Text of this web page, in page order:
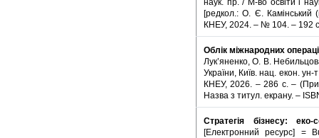
наук. пр. / М-во освіти і
[редкол.: О. Є. Камінський
КНЕУ, 2024. – № 104. – 192
Облік міжнародних
Лук’яненко, О. В.
України, Київ. нац. екон.
КНЕУ, 2026. – 286 с. –
Назва з титул. екрану. –
Стратегія бізнесу: еко-
[Електронний ресурс] =